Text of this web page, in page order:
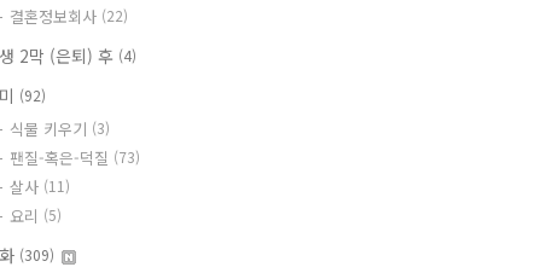
결혼정보회사 (22)
2막 (은퇴) 후 (4)
(92)
식물 키우기 (3)
팬질-혹은-덕질 (73)
살사 (11)
요리 (5)
(309)